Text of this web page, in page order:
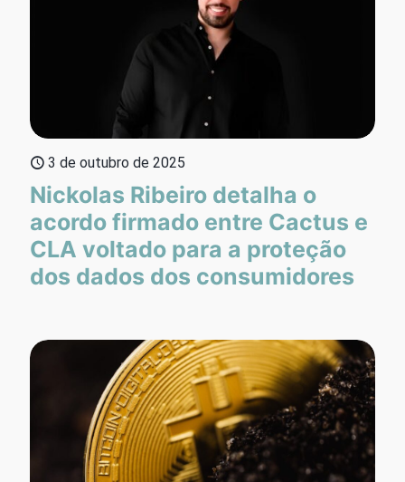
3 de outubro de 2025
Nickolas Ribeiro detalha o
acordo firmado entre Cactus e
CLA voltado para a proteção
dos dados dos consumidores